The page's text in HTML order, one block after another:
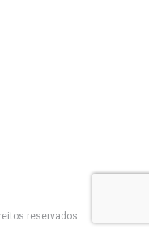
reservados